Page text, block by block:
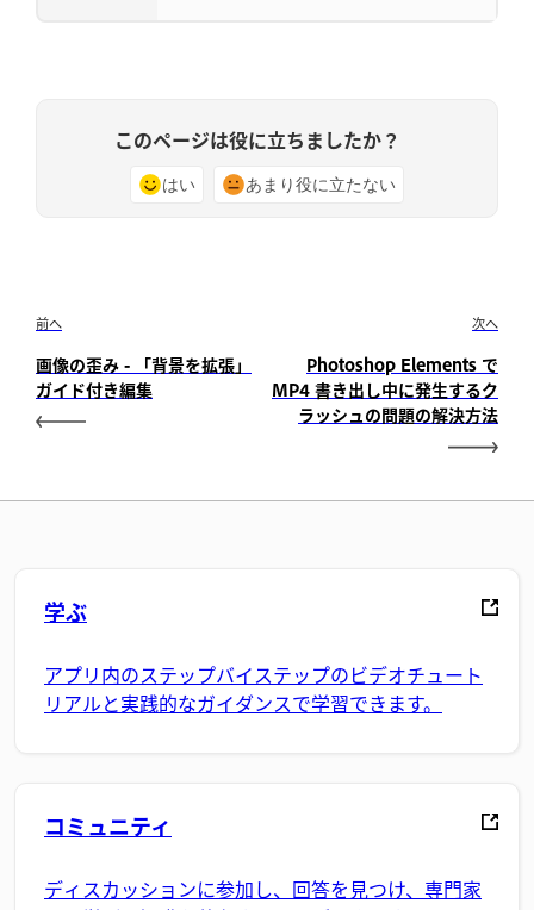
このページは役に立ちましたか？
はい あまり役に立たない
前へ
画像の歪み - 「背景を拡張」
ガイド付き編集
次へ
Photoshop Elements で
MP4 書き出し中に発生するク
ラッシュの問題の解決方法
学ぶ
アプリ内のステップバイステップのビデオチュート
リアルと実践的なガイダンスで学習できます。
コミュニティ
ディスカッションに参加し、回答を見つけ、専門家